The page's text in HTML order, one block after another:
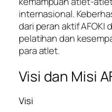
internasional.
dari peran aktif AFOKI
pelatihan dan
para atlet.
Visi dan Misi
Visi